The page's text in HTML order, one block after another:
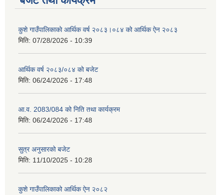
कुशे गाउँपालिकाकाे आर्थिक वर्ष २०८३।०८४ को आर्थिक ऐन २०८३
मिति: 07/28/2026 - 10:39
आर्थिक वर्ष २०८३/०८४ को बजेट
मिति: 06/24/2026 - 17:48
आ.व. 2083/084 को निति तथा कार्यक्रम
मिति: 06/24/2026 - 17:48
सुत्र अनुसारको बजेट
मिति: 11/10/2025 - 10:28
कुशे गाउँपालिकाको आर्थिक ऐन २०८२